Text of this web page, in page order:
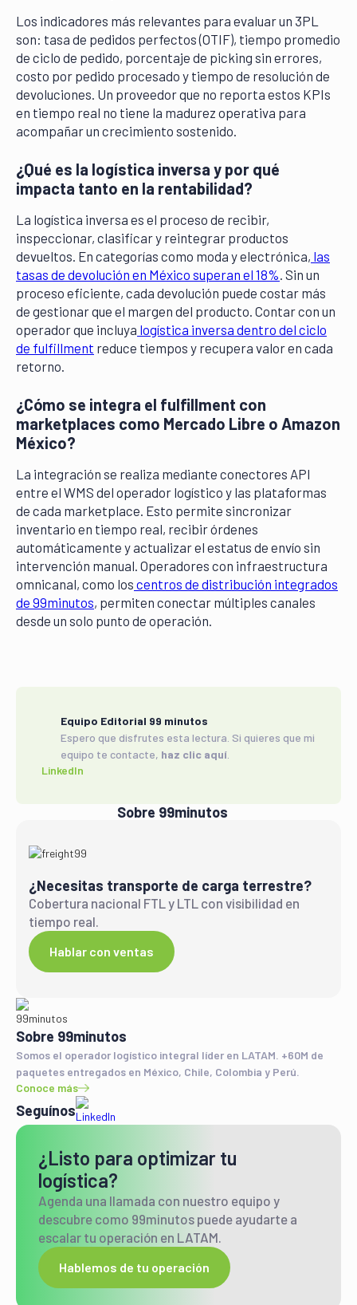
Los indicadores más relevantes para evaluar un 3PL
son: tasa de pedidos perfectos (OTIF), tiempo promedio
de ciclo de pedido, porcentaje de picking sin errores,
costo por pedido procesado y tiempo de resolución de
devoluciones. Un proveedor que no reporta estos KPIs
en tiempo real no tiene la madurez operativa para
acompañar un crecimiento sostenido.
¿Qué es la logística inversa y por qué
impacta tanto en la rentabilidad?
La logística inversa es el proceso de recibir,
inspeccionar, clasificar y reintegrar productos
devueltos. En categorías como moda y electrónica, las
tasas de devolución en México superan el 18%. Sin un
proceso eficiente, cada devolución puede costar más
de gestionar que el margen del producto. Contar con un
operador que incluya logística inversa dentro del ciclo
de fulfillment reduce tiempos y recupera valor en cada
retorno.
¿Cómo se integra el fulfillment con
marketplaces como Mercado Libre o Amazon
México?
La integración se realiza mediante conectores API
entre el WMS del operador logístico y las plataformas
de cada marketplace. Esto permite sincronizar
inventario en tiempo real, recibir órdenes
automáticamente y actualizar el estatus de envío sin
intervención manual. Operadores con infraestructura
omnicanal, como los centros de distribución integrados
de 99minutos, permiten conectar múltiples canales
desde un solo punto de operación.
Equipo Editorial 99 minutos
Espero que disfrutes esta lectura. Si quieres que mi
equipo te contacte, haz clic aquí.
LinkedIn
Sobre 99minutos
¿Necesitas transporte de carga terrestre?
Cobertura nacional FTL y LTL con visibilidad en
tiempo real.
Hablar con ventas
Sobre 99minutos
Somos el operador logístico integral líder en LATAM. +60M de
paquetes entregados en México, Chile, Colombia y Perú.
Conoce más
Seguínos
¿Listo para optimizar tu
logística?
Agenda una llamada con nuestro equipo y
descubre como 99minutos puede ayudarte a
escalar tu operación en LATAM.
Hablemos de tu operación